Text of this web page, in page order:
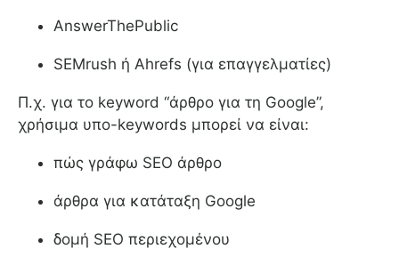
AnswerThePublic
SEMrush ή Ahrefs (για επαγγελματίες)
Π.χ. για το keyword “άρθρο για τη Google”,
χρήσιμα υπο-keywords μπορεί να είναι:
πώς γράφω SEO άρθρο
άρθρα για κατάταξη Google
δομή SEO περιεχομένου